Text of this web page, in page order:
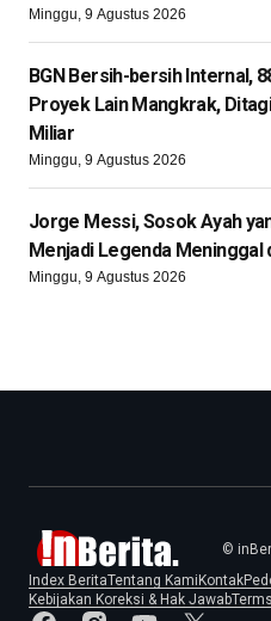
Minggu, 9 Agustus 2026
BGN Bersih-bersih Internal,
Proyek Lain Mangkrak,
Miliar
Minggu, 9 Agustus 2026
Jorge Messi, Sosok Ayah
Menjadi Legenda Meninggal
Minggu, 9 Agustus 2026
©
Index BeritaTentang Kami Kontak
Kebijakan Koreksi & Hak Jawab